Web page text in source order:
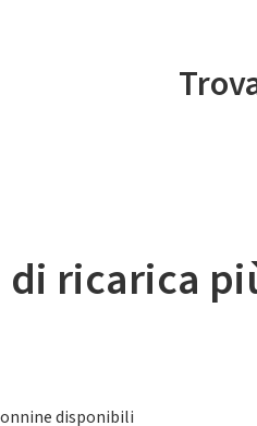
ricarica
disponibili